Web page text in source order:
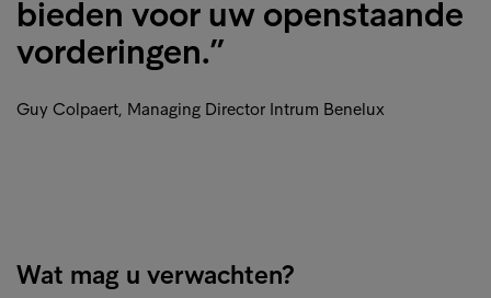
bieden voor uw openstaande
vorderingen.”
Guy Colpaert, Managing Director Intrum Benelux
Wat mag u verwachten?